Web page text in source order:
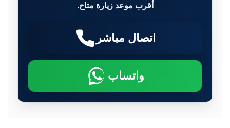
أقرب موعد زيارة متاح.
اتصال مباشر
واتساب